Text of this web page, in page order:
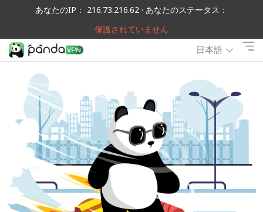
あなたのIP： 216.73.216.62 · あなたのステータス：
保護されていません
日本語